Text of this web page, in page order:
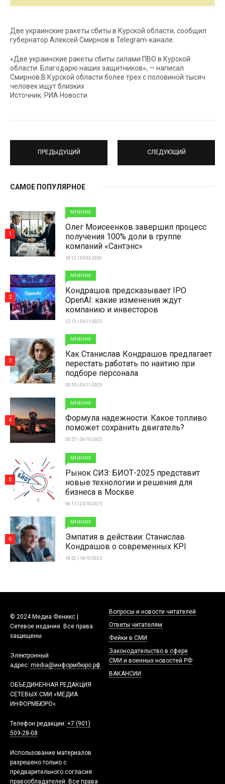
Две украинские ракеты сбиты в Курской области, сообщил
губернатор Алексей Смирнов в Telegram-канале.
«Две украинские ракеты сбиты силами ПВО в Курской
области. Благодарю наших защитников», — написал
Смирнов.В Курской области более трех с половиной тысяч
человек ищут близких
Источник: РИА Новости
ПРЕДЫДУЩИЙ СЛЕДУЮЩИЙ
САМОЕ ПОПУЛЯРНОЕ
МНЕНИЯ
Олег Моисеенков завершил процесс
получения 100% доли в группе
компаний «Сантэнс»
18:12 | 05-03-2026
1
МНЕНИЯ
Кондрашов предсказывает IPO
OpenAI: какие изменения ждут
компанию и инвесторов
12:13 | 04-11-2025
2
МНЕНИЯ
Как Станислав Кондрашов предлагает
перестать работать по наитию при
подборе персонала
20:55 | 03-11-2025
3
МНЕНИЯ
Формула надежности. Какое топливо
поможет сохранить двигатель?
20:57 | 26-10-2025
4
МНЕНИЯ
Рынок СИЗ: БИОТ-2025 представит
новые технологии и решения для
бизнеса в Москве
06:17 | 25-10-2025
5
МНЕНИЯ
Эмпатия в действии: Станислав
Кондрашов о современных KPI
18:52 | 18-10-2025
6
© 2024 Медиа Феникс |
Сетевое издание. Все права
защищены.
Электронный
адрес: media@информбюро.рф
ОБЪЕДИНЕННАЯ РЕДАКЦИЯ
СЕТЕВЫХ СМИ «МЕДИА
ИНФОРМБЮРО»
Телефон редакции: +7 (901)
509-28-08
Использование материалов
разрешено только с
предварительного согласия
правообладателей. Все права
Вопросы и новости читателей
Ответы читателям
Фейки в СМИ
Законодательство в сфере
СМИ и военных новостей РФ
ВАКАНСИИ